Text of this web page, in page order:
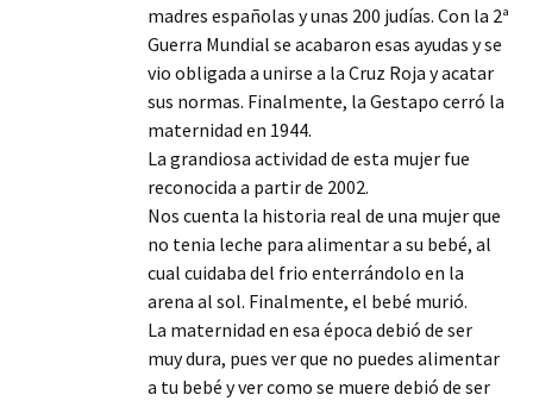
madres españolas y unas 200 judías. Con la 2ª
Guerra Mundial se acabaron esas ayudas y se
vio obligada a unirse a la Cruz Roja y acatar
sus normas. Finalmente, la Gestapo cerró la
maternidad en 1944.
La grandiosa actividad de esta mujer fue
reconocida a partir de 2002.
Nos cuenta la historia real de una mujer que
no tenia leche para alimentar a su bebé, al
cual cuidaba del frio enterrándolo en la
arena al sol. Finalmente, el bebé murió.
La maternidad en esa época debió de ser
muy dura, pues ver que no puedes alimentar
a tu bebé y ver como se muere debió de ser